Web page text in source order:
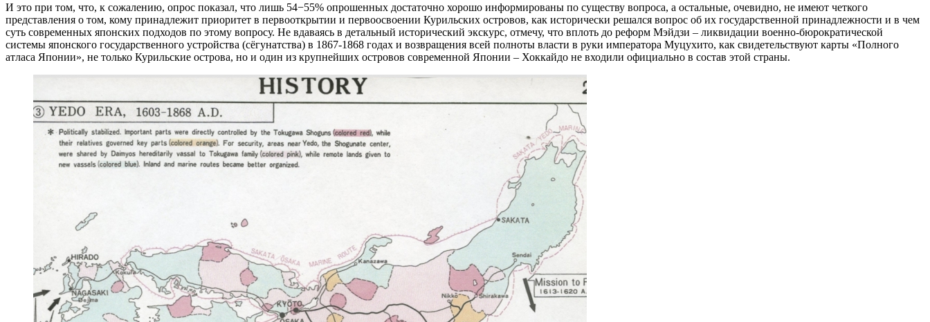
И это при том, что, к сожалению, опрос показал, что лишь 54−55% опрошенных достаточно хорошо информированы по существу вопроса, а остальные, очевидно, не имеют четкого
представления о том, кому принадлежит приоритет в первооткрытии и первоосвоении Курильских островов, как исторически решался вопрос об их государственной принадлежности и в чем
суть современных японских подходов по этому вопросу. Не вдаваясь в детальный исторический экскурс, отмечу, что вплоть до реформ Мэйдзи – ликвидации военно-бюрократической
системы японского государственного устройства (сёгунатства) в 1867-1868 годах и возвращения всей полноты власти в руки императора Муцухито, как свидетельствуют карты «Полного
атласа Японии», не только Курильские острова, но и один из крупнейших островов современной Японии – Хоккайдо не входили официально в состав этой страны.